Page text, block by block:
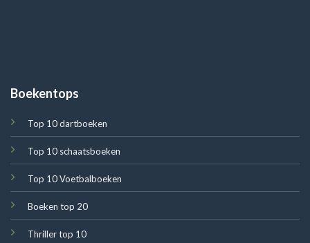
Boekentops
Top 10 dartboeken
Top 10 schaatsboeken
Top 10 Voetbalboeken
Boeken top 20
Thriller top 10